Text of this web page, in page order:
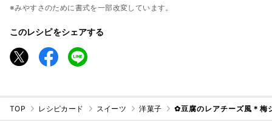
※みやすさのために書式を一部改変しています。
このレシピをシェアする
TOP レシピカード スイーツ 洋菓子 ✿豆腐のレアチーズ風＊